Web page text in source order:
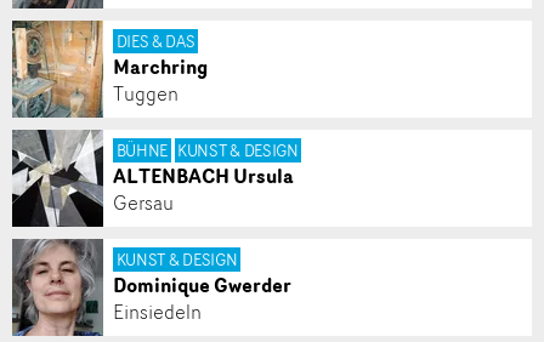
DIES & DAS
Marchring
Tuggen
BÜHNE KUNST & DESIGN
ALTENBACH Ursula
Gersau
KUNST & DESIGN
Dominique Gwerder
Einsiedeln